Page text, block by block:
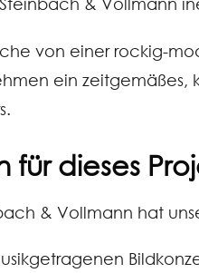
von einer rockig-
ein
für dieses
& Vollmann hat